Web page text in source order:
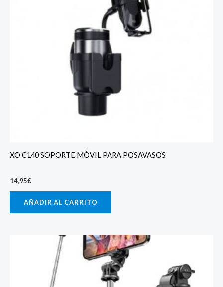
XO C140 SOPORTE MÓVIL PARA POSAVASOS
14,95€
AÑADIR AL CARRITO